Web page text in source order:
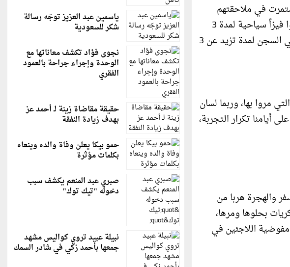
في ملاحقتهم
فتعرضوا للملاحقة لمخالفتهم القوانين في تايلند بتجاوزهم فترة الإقامة المسموحة لهم بعد أن منحوا فيزاً سياحية لمدة 3
أشهر، ليبدأ بعدها مسلسل الهروب والتخفي، تعرض بعد ذلك الكثير منهم للاعتقال، ومنهم من بقي في السجن لمدة تزيد عن 3
مروا بها، وربما لسان
أيامنا تكرار التجربة،
السفر والهجرة هربا من
بحلوها ومرها،
اللاجئين في
ياسمين عبد العزيز توجّه رسالة
شكر للسعودية
نجوى فؤاد تكشف معاناتها مع
الوحدة وإجراء جراحة بالعمود
الفقري
حقيقة مقاضاة زينة لـ أحمد عز
بهدف زيادة النفقة
حمو بيكا يعلن وفاة والده وينعاه
بكلمات مؤثرة
صبري عبد المنعم يكشف سبب
دخوله "تيك توك"
نبيلة عبيد تروي كواليس مشهد
جمعها بأحمد زكي في شادر السمك